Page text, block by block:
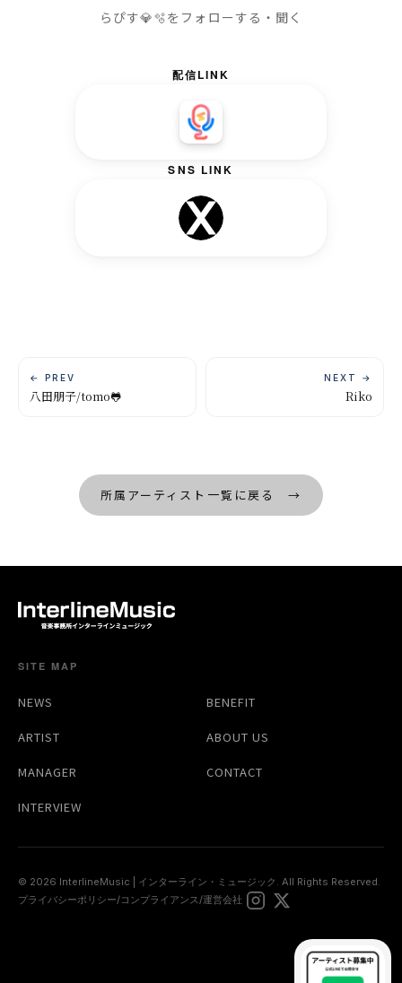
らぴす💎🫧をフォローする・聞く
配信LINK
SNS LINK
← PREV
八田朋子/tomo🐸
NEXT →
Riko
所属アーティスト一覧に戻る →
SITE MAP
NEWS
ARTIST
MANAGER
INTERVIEW
BENEFIT
ABOUT US
CONTACT
© 2026 InterlineMusic | インターライン・ミュージック. All Rights Reserved.
プライバシーポリシー/コンプライアンス/運営会社